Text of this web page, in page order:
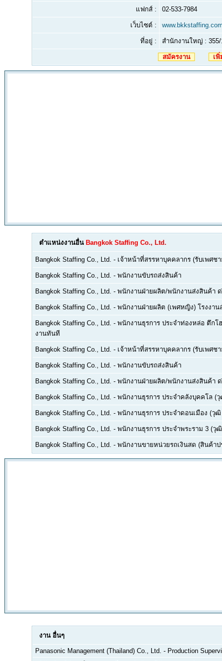
แฟกส์ : 02-533-7984
เว็บไซต์ :
ที่อยู่ : สำนักงานใหญ่ :
สมัครงาน เ
ตำแหน่งงานอื่น Bangkok Staffing Co., Ltd.
Bangkok Staffing Co., Ltd. - เจ้าหน้าที่สรรหาบุคคลากร (รับเพศช
Bangkok Staffing Co., Ltd. - พนักงานขับรถส่งสินค้า
Bangkok Staffing Co., Ltd. - พนักงานฝ่ายผลิต/พนักงานส่งสินค้า
Bangkok Staffing Co., Ltd. - พนักงานฝ่ายผลิต (เพศหญิง) โรงงา
Bangkok Staffing Co., Ltd. - พนักงานธุรการ ประจำท่องหล่อ ตึก
งานทันที
Bangkok Staffing Co., Ltd. - เจ้าหน้าที่สรรหาบุคคลากร (รับเพศช
Bangkok Staffing Co., Ltd. - พนักงานขับรถส่งสินค้า
Bangkok Staffing Co., Ltd. - พนักงานฝ่ายผลิต/พนักงานส่งสินค้า
Bangkok Staffing Co., Ltd. - พนักงานธุรการ ประจำคลังบุคคโล (
Bangkok Staffing Co., Ltd. - พนักงานธุรการ ประจำดอนเมือง (วุ
Bangkok Staffing Co., Ltd. - พนักงานธุรการ ประจำพระราม 3 (วุ
Bangkok Staffing Co., Ltd. - พนักงานขายหน่วยรถเงินสด (สินค้าป
งาน อื่นๆ
Panasonic Management (Thailand) Co., Ltd. - Production